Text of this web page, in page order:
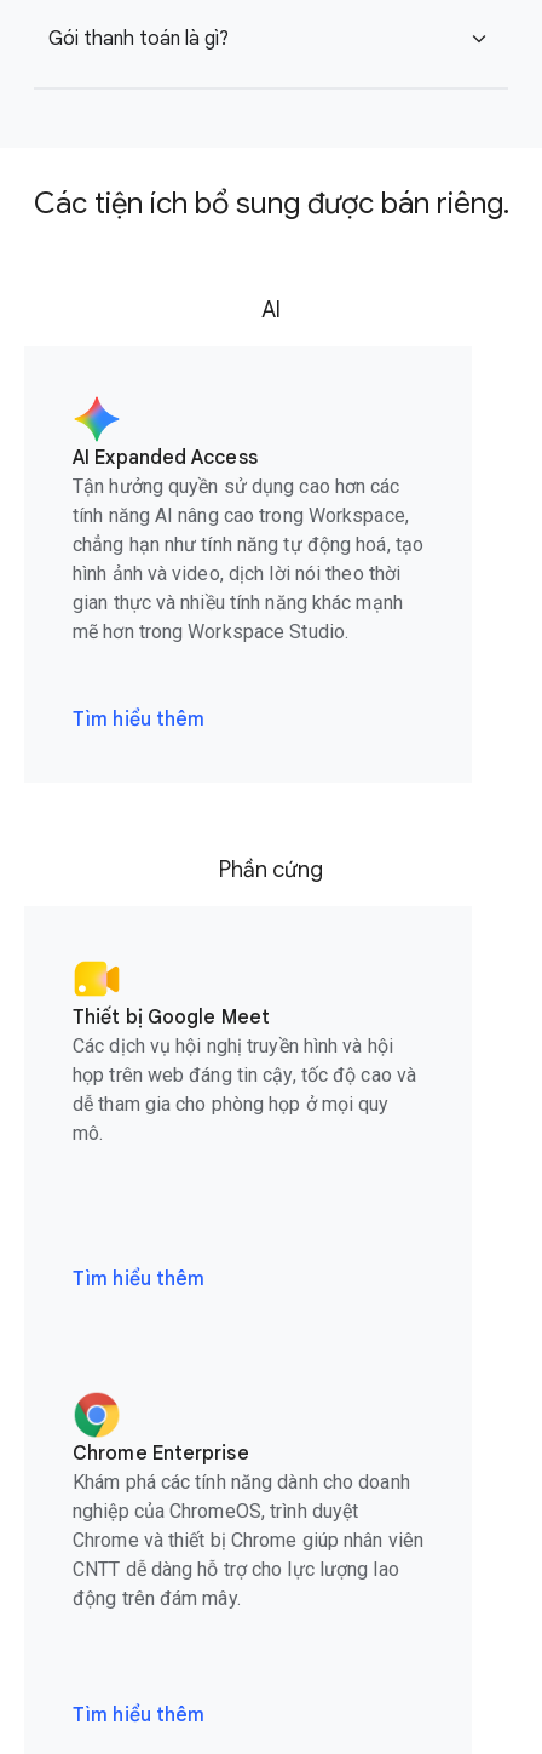
Gói thanh toán là gì? expand_more
Các tiện ích bổ sung được bán riêng.
AI
AI Expanded Access
Tận hưởng quyền sử dụng cao hơn các
tính năng AI nâng cao trong Workspace,
chẳng hạn như tính năng tự động hoá, tạo
hình ảnh và video, dịch lời nói theo thời
gian thực và nhiều tính năng khác mạnh
mẽ hơn trong Workspace Studio.
Tìm hiểu thêm
Phần cứng
Thiết bị Google Meet
Các dịch vụ hội nghị truyền hình và hội
họp trên web đáng tin cậy, tốc độ cao và
dễ tham gia cho phòng họp ở mọi quy
mô.
Tìm hiểu thêm
Chrome Enterprise
Khám phá các tính năng dành cho doanh
nghiệp của ChromeOS, trình duyệt
Chrome và thiết bị Chrome giúp nhân viên
CNTT dễ dàng hỗ trợ cho lực lượng lao
động trên đám mây.
Tìm hiểu thêm